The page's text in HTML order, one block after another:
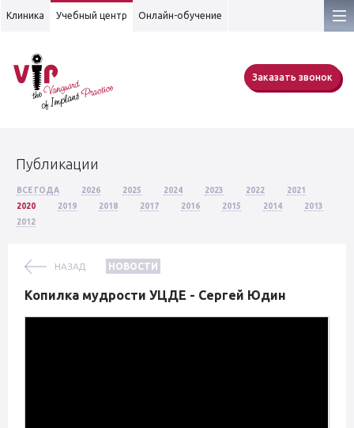
Клиника Учебный центр Онлайн-обучение
Заказать звонок
Публикации
ВСЕ ГОДА 2026 2025 2024 2023 2022
2021
2020
2019 2018 2017 2016 2015 2014
2013
2012
НАЗАД НОВОСТИ
Копилка мудрости УЦДЕ - Сергей Юдин